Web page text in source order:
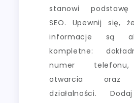
stanowi podstawę
SEO. Upewnij się,
informacje są
kompletne:
numer
otwarcia oraz
działalności.